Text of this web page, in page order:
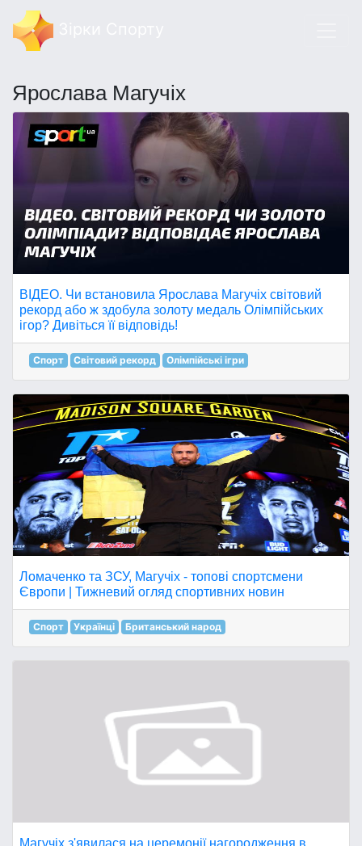
Ярослава Магучіх
ВІДЕО. Чи встановила Ярослава Магучіх світовий
рекорд або ж здобула золоту медаль Олімпійських
ігор? Дивіться її відповідь!
Спорт Світовий рекорд Олімпійські ігри
Ломаченко та ЗСУ, Магучіх - топові спортсмени
Європи | Тижневий огляд спортивних новин
Спорт Українці Британський народ
Магучіх з'явилася на церемонії нагородження в